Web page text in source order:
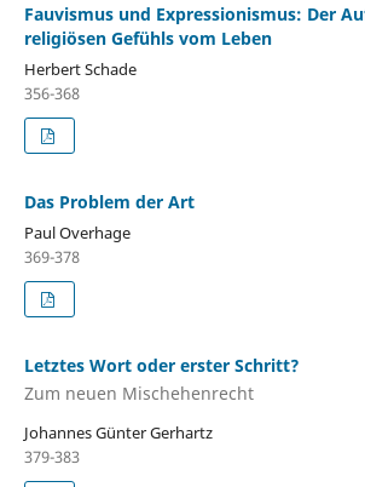
Fauvismus und Expressionismus: Der
religiösen Gefühls vom Leben
Herbert Schade
356-368
Das Problem der Art
Paul Overhage
369-378
Letztes Wort oder erster Schritt?
Zum neuen Mischehenrecht
Johannes Günter Gerhartz
379-383